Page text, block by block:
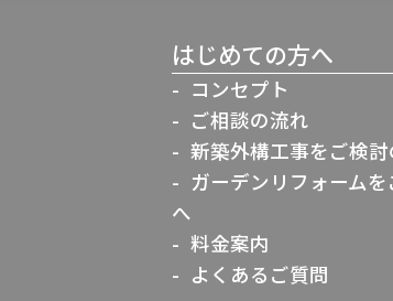
はじめての方へ
コンセプト
ご相談の流れ
新築外構工事をご検
ガーデンリフォーム
へ
料金案内
よくあるご質問